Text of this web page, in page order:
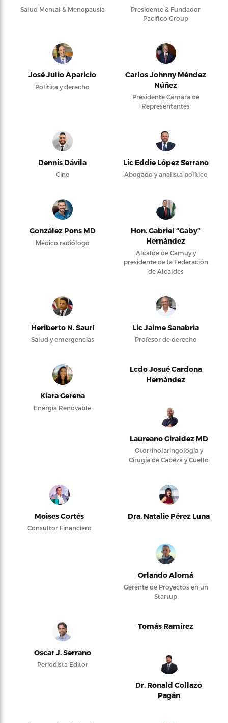
Salud Mental & Menopausia
Presidente & Fundador
Pacifico Group
José Julio Aparicio
Política y derecho
Carlos Johnny Méndez
Núñez
Presidente Cámara de
Representantes
Dennis Dávila
Cine
Lic Eddie López Serrano
Abogado y analista político
González Pons MD
Médico radiólogo
Hon. Gabriel “Gaby”
Hernández
Alcalde de Camuy y
presidente de la Federación
de Alcaldes
Heriberto N. Saurí
Salud y emergencias
Lic Jaime Sanabria
Profesor de derecho
Kiara Gerena
Energía Renovable
Lcdo Josué Cardona
Hernández
Laureano Giraldez MD
Otorrinolaringología y
Cirugía de Cabeza y Cuello
Moises Cortés
Consultor Financiero
Dra. Natalie Pérez Luna
Orlando Alomá
Gerente de Proyectos en un
Startup
Oscar J. Serrano
Periodista Editor
Tomás Ramírez
Dr. Ronald Collazo
Pagán